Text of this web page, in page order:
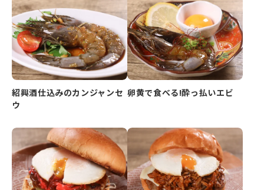
紹興酒仕込みのカンジャンセ
ウ
卵黄で食べる!酔っ払いエビ